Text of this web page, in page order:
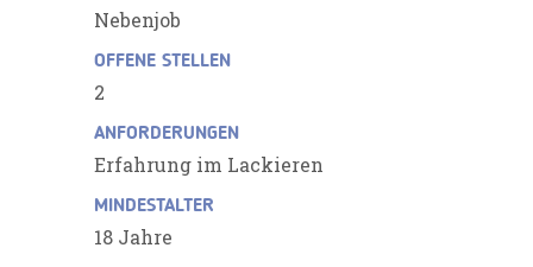
Nebenjob
OFFENE STELLEN
2
ANFORDERUNGEN
Erfahrung im Lackieren
MINDESTALTER
18 Jahre